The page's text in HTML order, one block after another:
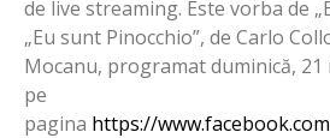
de live streaming. Este vorba de
„Eu sunt Pinocchio”, de Carlo
Mocanu, programat duminică, 21
pe
pagina https://